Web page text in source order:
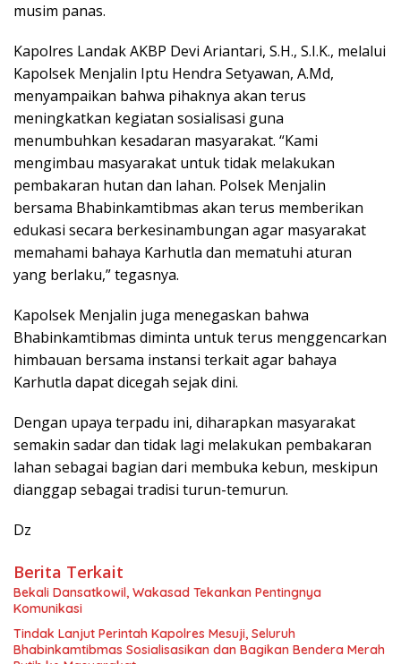
musim panas.
Kapolres Landak AKBP Devi Ariantari, S.H., S.I.K., melalui
Kapolsek Menjalin Iptu Hendra Setyawan, A.Md,
menyampaikan bahwa pihaknya akan terus
meningkatkan kegiatan sosialisasi guna
menumbuhkan kesadaran masyarakat. “Kami
mengimbau masyarakat untuk tidak melakukan
pembakaran hutan dan lahan. Polsek Menjalin
bersama Bhabinkamtibmas akan terus memberikan
edukasi secara berkesinambungan agar masyarakat
memahami bahaya Karhutla dan mematuhi aturan
yang berlaku,” tegasnya.
Kapolsek Menjalin juga menegaskan bahwa
Bhabinkamtibmas diminta untuk terus menggencarkan
himbauan bersama instansi terkait agar bahaya
Karhutla dapat dicegah sejak dini.
Dengan upaya terpadu ini, diharapkan masyarakat
semakin sadar dan tidak lagi melakukan pembakaran
lahan sebagai bagian dari membuka kebun, meskipun
dianggap sebagai tradisi turun-temurun.
Dz
Berita Terkait
Bekali Dansatkowil, Wakasad Tekankan Pentingnya
Komunikasi
Tindak Lanjut Perintah Kapolres Mesuji, Seluruh
Bhabinkamtibmas Sosialisasikan dan Bagikan Bendera Merah